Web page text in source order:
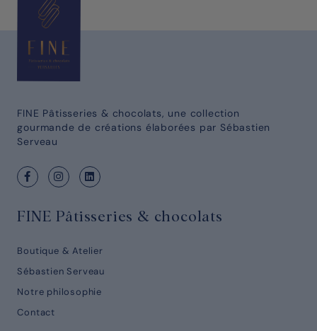
FINE Pâtisseries & chocolats, une collection
gourmande de créations élaborées par Sébastien
Serveau
FINE Pâtisseries & chocolats
Boutique & Atelier
Sébastien Serveau
Notre philosophie
Contact